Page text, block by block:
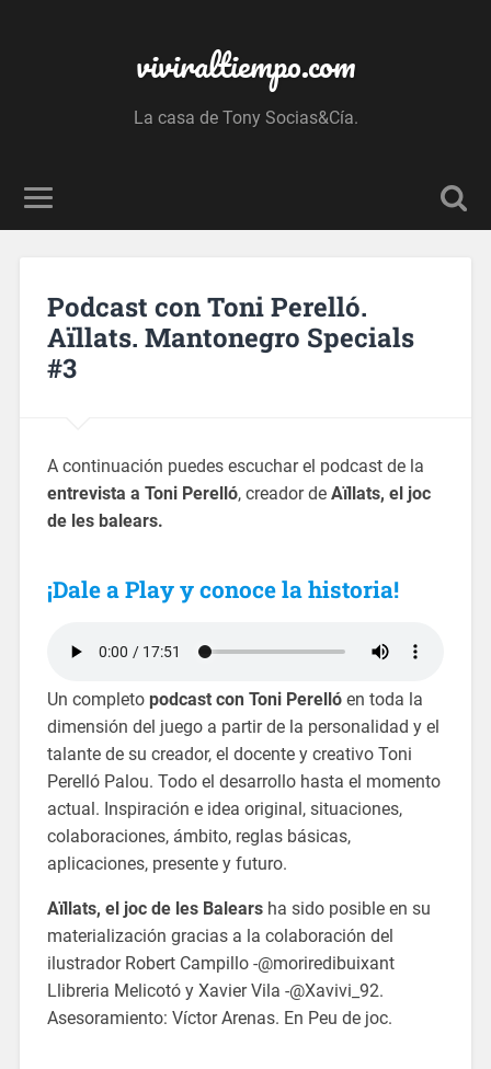
viviraltiempo.com
La casa de Tony Socias&Cía.
Podcast con Toni Perelló.
Aïllats. Mantonegro Specials
#3
A continuación puedes escuchar el podcast de la
entrevista a Toni Perelló, creador de Aïllats, el joc
de les balears.
¡Dale a Play y conoce la historia!
Un completo podcast con Toni Perellóen toda la
dimensión del juego a partir de la personalidad y el
talante de su creador, el docente y creativo Toni
Perelló Palou. Todo el desarrollo hasta el momento
actual. Inspiración e idea original, situaciones,
colaboraciones, ámbito, reglas básicas,
aplicaciones, presente y futuro.
Aïllats, el joc de les Balearsha sido posible en su
materialización gracias a la colaboración del
ilustrador Robert Campillo -@moriredibuixant
Llibreria Melicotó y Xavier Vila -@Xavivi_92.
Asesoramiento: Víctor Arenas. En Peu de joc.